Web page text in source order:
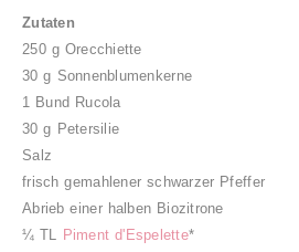
Zutaten
250 g Orecchiette
30 g Sonnenblumenkerne
1 Bund Rucola
30 g Petersilie
Salz
frisch gemahlener schwarzer Pfeffer
Abrieb einer halben Biozitrone
¼ TL Piment d'Espelette*